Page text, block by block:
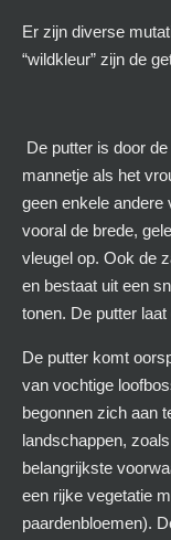
Er zijn diverse
“wildkleur” zijn de
De putter is door
mannetje als het
geen enkele andere
vooral de brede,
vleugel op. Ook de
en bestaat uit een
tonen. De putter
De putter komt
van vochtige
begonnen zich aan
landschappen,
belangrijkste
een rijke vegetatie
paardenbloemen).